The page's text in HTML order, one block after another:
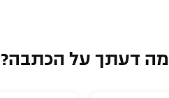
מה דעתך על הכתבה?